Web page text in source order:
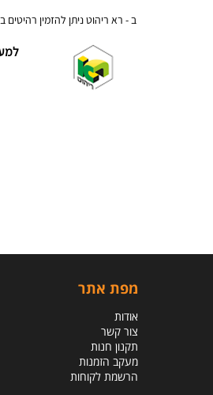
ב - רא ריהוט ניתן להזמין
מפת אתר
אודות
צור קשר
תקנון חנות
מעקב הזמנות
הרשמת לקוחות